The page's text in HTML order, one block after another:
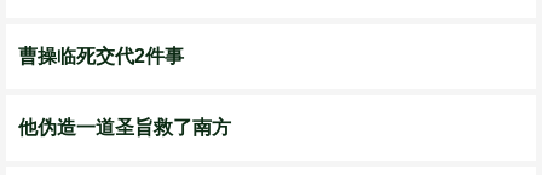
曹操临死交代2件事
他伪造一道圣旨救了南方